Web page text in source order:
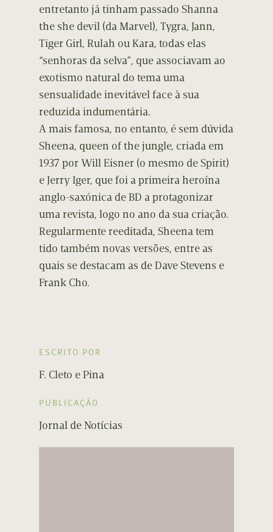
entretanto já tinham passado Shanna
the she devil (da Marvel), Tygra, Jann,
Tiger Girl, Rulah ou Kara, todas elas
“senhoras da selva”, que associavam ao
exotismo natural do tema uma
sensualidade inevitável face à sua
reduzida indumentária.
A mais famosa, no entanto, é sem dúvida
Sheena, queen of the jungle, criada em
1937 por Will Eisner (o mesmo de Spirit)
e Jerry Iger, que foi a primeira heroína
anglo-saxónica de BD a protagonizar
uma revista, logo no ano da sua criação.
Regularmente reeditada, Sheena tem
tido também novas versões, entre as
quais se destacam as de Dave Stevens e
Frank Cho.
ESCRITO POR
F. Cleto e Pina
PUBLICAÇÃO
Jornal de Notícias